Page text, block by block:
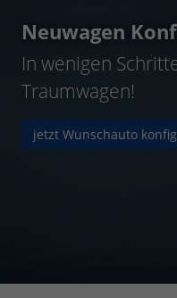
Neuwagen
In wenigen
Traumwagen!
jetzt Wunschauto